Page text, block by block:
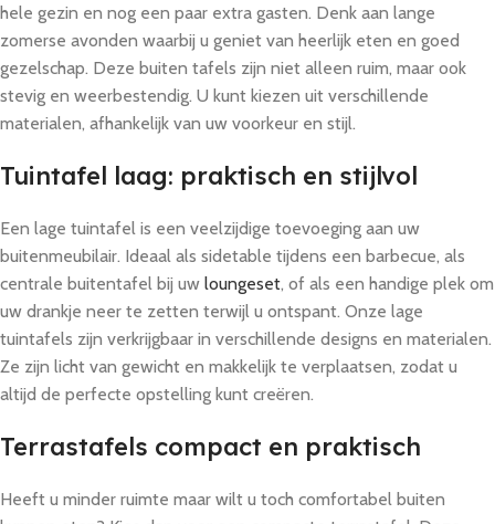
hele gezin en nog een paar extra gasten. Denk aan lange
zomerse avonden waarbij u geniet van heerlijk eten en goed
gezelschap. Deze buiten tafels zijn niet alleen ruim, maar ook
stevig en weerbestendig. U kunt kiezen uit verschillende
materialen, afhankelijk van uw voorkeur en stijl.
Tuintafel laag: praktisch en stijlvol
Een lage tuintafel is een veelzijdige toevoeging aan uw
buitenmeubilair. Ideaal als sidetable tijdens een barbecue, als
centrale buitentafel bij uw loungeset, of als een handige plek om
uw drankje neer te zetten terwijl u ontspant. Onze lage
tuintafels zijn verkrijgbaar in verschillende designs en materialen.
Ze zijn licht van gewicht en makkelijk te verplaatsen, zodat u
altijd de perfecte opstelling kunt creëren.
Terrastafels compact en praktisch
Heeft u minder ruimte maar wilt u toch comfortabel buiten